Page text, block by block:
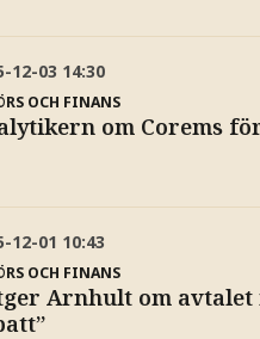
12-03 14:30
OCH FINANS
om Corems
12-01 10:43
OCH FINANS
Arnhult om avtalet